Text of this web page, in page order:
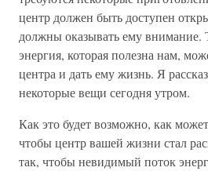
центр должен быть доступен
должны оказывать ему внимание.
энергия, которая полезна нам,
центра и дать ему жизнь. Я
некоторые вещи сегодня утром.
Как это будет возможно, как
чтобы центр вашей жизни стал
так, чтобы невидимый поток